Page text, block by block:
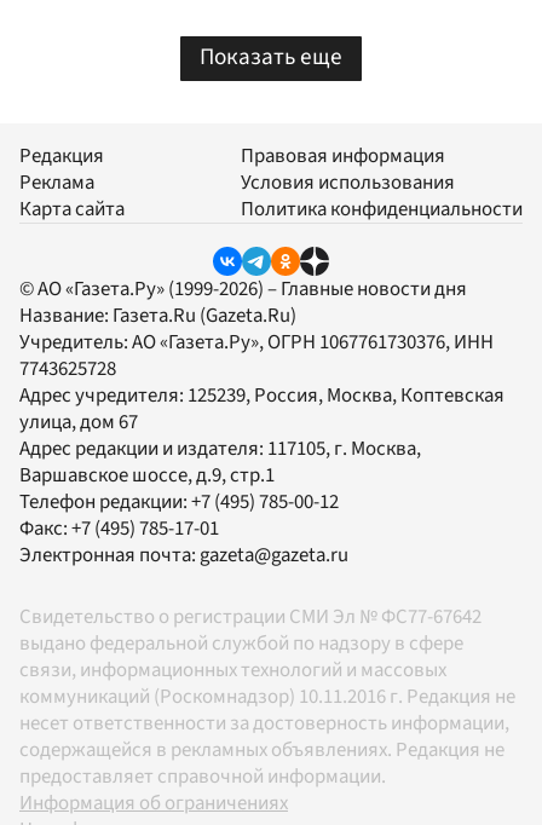
Показать еще
Редакция
Реклама
Карта сайта
Правовая информация
Условия использования
Политика конфиденциальности
© АО «Газета.Ру» (1999-2026) – Главные новости дня
Название: Газета.Ru (Gazeta.Ru)
Учредитель:АО «Газета.Ру», ОГРН 1067761730376, ИНН
7743625728
Адрес учредителя: 125239, Россия, Москва, Коптевская
улица, дом 67
Адрес редакции и издателя: 117105, г. Москва,
Варшавское шоссе, д.9, стр.1
Телефон редакции:+7 (495) 785-00-12
Факс:+7 (495) 785-17-01
Электронная почта:gazeta@gazeta.ru
Свидетельство о регистрации СМИ Эл № ФС77-67642
выдано федеральной службой по надзору в сфере
связи, информационных технологий и массовых
коммуникаций (Роскомнадзор) 10.11.2016 г. Редакция не
несет ответственности за достоверность информации,
содержащейся в рекламных объявлениях. Редакция не
предоставляет справочной информации.
Информация об ограничениях